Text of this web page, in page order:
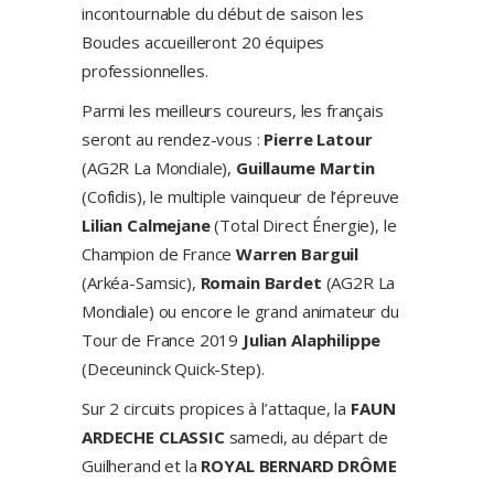
incontournable du début de saison les
Boucles accueilleront 20 équipes
professionnelles.
Parmi les meilleurs coureurs, les français
seront au rendez-vous : Pierre Latour
(AG2R La Mondiale), Guillaume Martin
(Cofidis), le multiple vainqueur de l’épreuve
Lilian Calmejane(Total Direct Énergie), le
Champion de FranceWarren Barguil
(Arkéa-Samsic), Romain Bardet (AG2R La
Mondiale) ou encore le grand animateur du
Tour de France 2019 Julian Alaphilippe
(Deceuninck Quick-Step).
Sur 2 circuits propices à l’attaque, la FAUN
ARDECHE CLASSICsamedi, au départ de
Guilherand et la ROYAL BERNARD DRÔME